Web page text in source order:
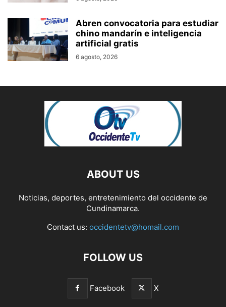
Abren convocatoria para estudiar
chino mandarín e inteligencia
artificial gratis
6 agosto, 2026
ABOUT US
Noticias, deportes, entretenimiento del occidente de
Cundinamarca.
Contact us: occidentetv@homail.com
FOLLOW US
Facebook X